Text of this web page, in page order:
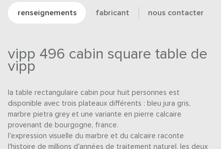
renseignements fabricant nous contacter
vipp 496 cabin square table de
vipp
la table rectangulaire cabin pour huit personnes est
disponible avec trois plateaux différents : bleu jura gris,
marbre pietra grey et une variante en pierre calcaire
provenant de bourgogne, france.
l'expression visuelle du marbre et du calcaire raconte
l'histoire de millions d'années de traitement naturel. les deux